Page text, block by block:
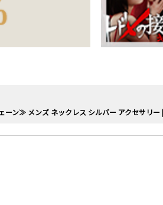
ン≫ メンズ ネックレス シルバー アクセサリー